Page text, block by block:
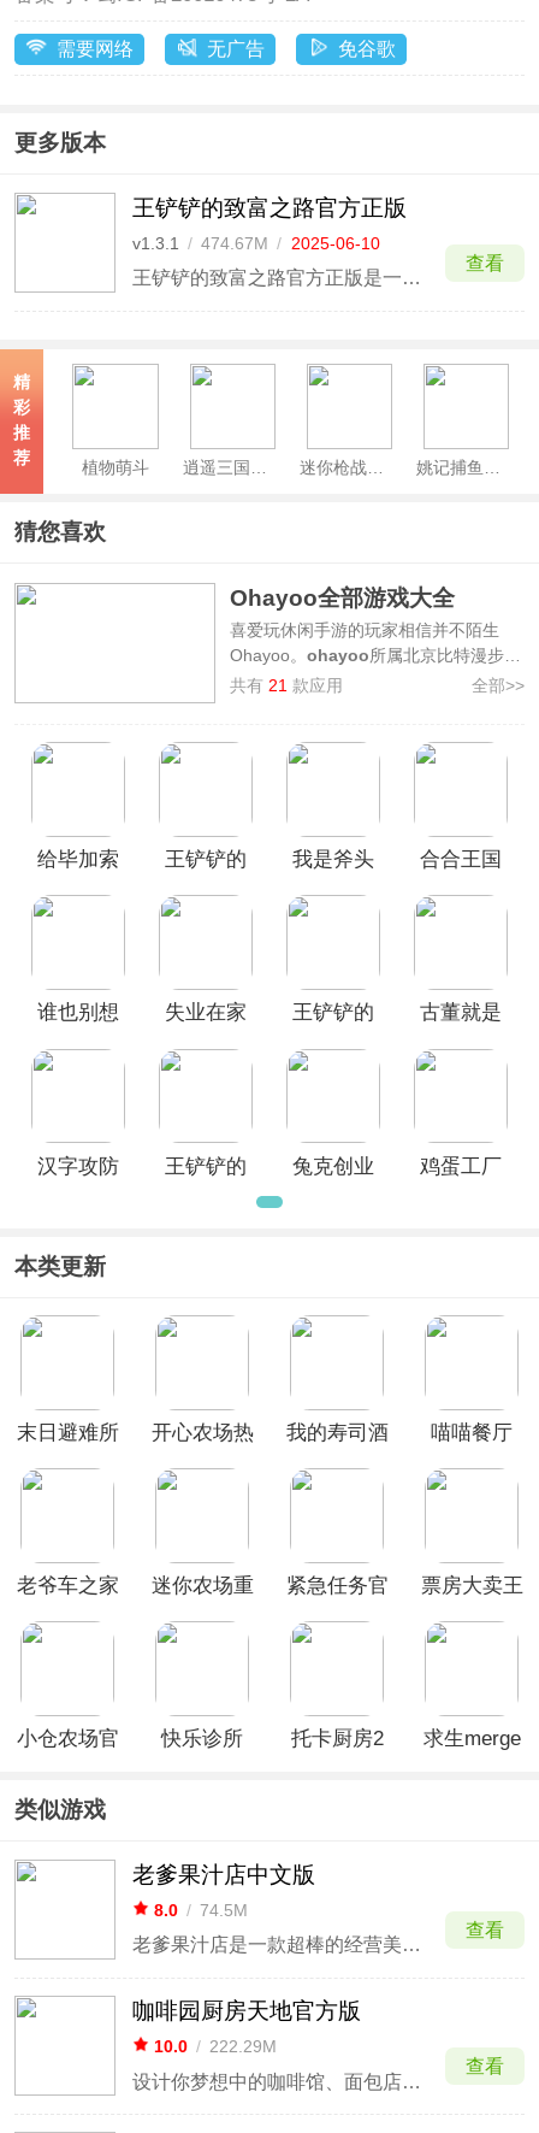
需要网络 无广告 免谷歌
更多版本
王铲铲的致富之路官方正版
v1.3.1 / 474.67M / 2025-06-10
王铲铲的致富之路官方正版是一款经典怀旧风格所打造的模拟养成游戏，全新的经营玩法，90年代怀旧画面，以挖宝玩法为主，通过挖掘地下更多的宝贝赚取收益，可以雇佣你们村里的人一起挖掘宝贝，有钱大家一起赚，超多挑战任务等你来完成。
查看
精
彩
推
荐
植物萌斗
猜您喜欢
Ohayoo全部游戏大全
喜爱玩休闲手游的玩家相信并不陌生
Ohayoo。ohayoo所属北京比特漫步科
技有限公司，它也是抖音集团旗下最专
意，创造快乐”为出发点，已打造了多款
戏具有玩法浅显、操作简单、单局耗时
短等优势，深受玩家喜爱。Ohayoo全
戏，欢迎感兴趣的玩家下载畅玩！
共有21 款应用 全部>>
给毕加索
王铲铲的
我是斧头
合合王国
谁也别想
失业在家
王铲铲的
官方正版
古董就是
汉字攻防
王铲铲的
兔克创业
鸡蛋工厂
本类更新
末日避难所
开心农场热
我的寿司酒
喵喵餐厅
老爷车之家
迷你农场重
紧急任务官
票房大卖王
小仓农场官
(Sumikko
Farm)
快乐诊所
托卡厨房2
求生merge
类似游戏
老爹果汁店中文版
8.0 / 74.5M
老爹果汁店是一款超棒的经营美食游戏
查看
咖啡园厨房天地官方版
10.0 / 222.29M
设计你梦想中的咖啡馆、面包店和餐厅，烹饪美味的食物并成为明星厨师
查看